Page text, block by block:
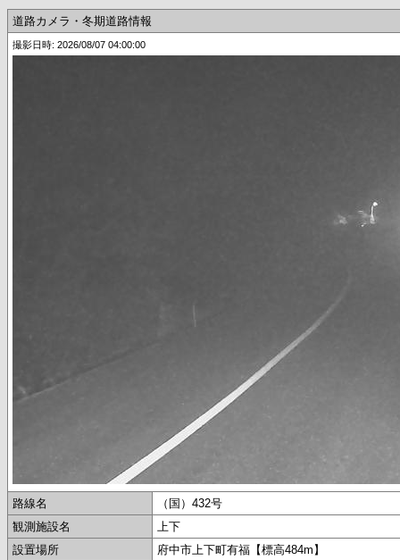
道路カメラ・冬期道路情報
撮影日時: 2026/08/07 04:00:00
路線名
（国）432号
観測施設名
上下
設置場所
府中市上下町有福【標高484m】